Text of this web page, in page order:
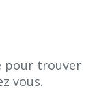
pour trouver
vous.